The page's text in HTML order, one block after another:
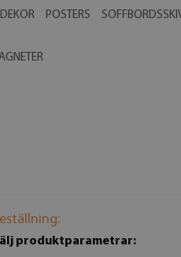
POSTERS
produktparametrar: